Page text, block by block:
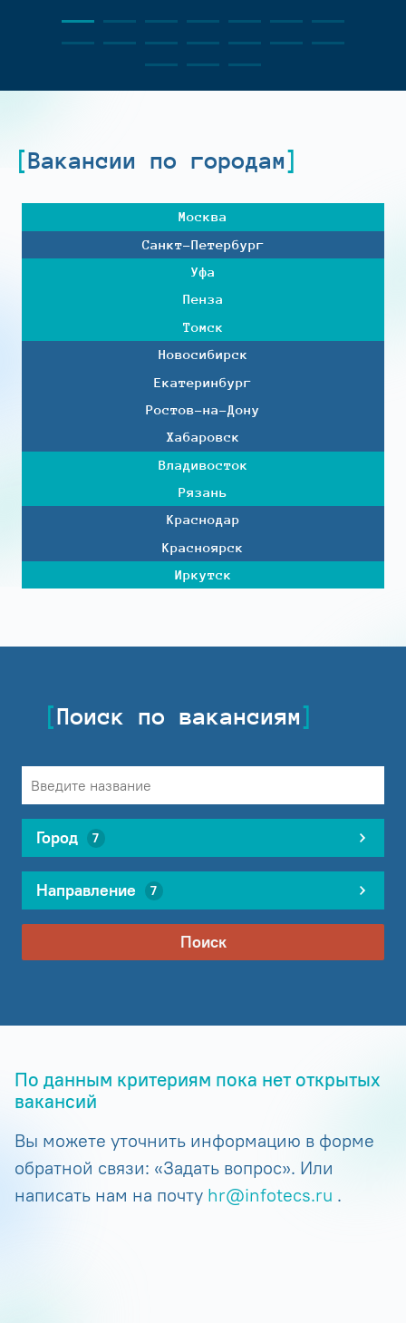
Вакансии по городам
Москва
Санкт-Петербург
Уфа
Пенза
Томск
Новосибирск
Екатеринбург
Ростов-на-Дону
Хабаровск
Владивосток
Рязань
Краснодар
Красноярск
Иркутск
Поиск по вакансиям
Город 7
Направление 7
Поиск
По данным критериям пока нет открытых
вакансий
Вы можете уточнить информацию в форме
обратной связи: «Задать вопрос». Или
написать нам на почту hr@infotecs.ru .